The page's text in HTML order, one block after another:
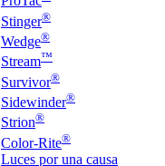
Stinger®
Wedge®
Stream™
Survivor®
Sidewinder®
Strion®
Color-Rite®
Luces por una causa